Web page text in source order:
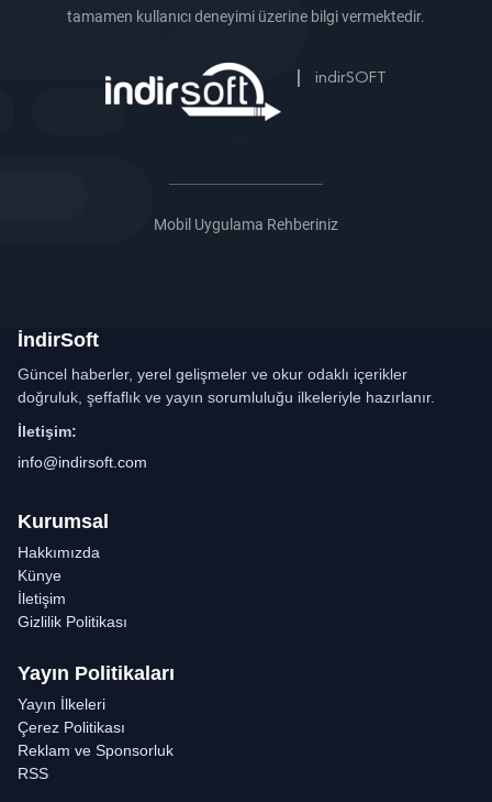
tamamen kullanıcı deneyimi üzerine bilgi vermektedir.
indirSOFT
Mobil Uygulama Rehberiniz
İndirSoft
Güncel haberler, yerel gelişmeler ve okur odaklı içerikler
doğruluk, şeffaflık ve yayın sorumluluğu ilkeleriyle hazırlanır.
İletişim:
info@indirsoft.com
Kurumsal
Hakkımızda
Künye
İletişim
Gizlilik Politikası
Yayın Politikaları
Yayın İlkeleri
Çerez Politikası
Reklam ve Sponsorluk
RSS